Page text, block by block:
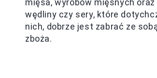
mięsa, wyrobów mięsnych
wędliny czy sery, które
nich, dobrze jest zabrać ze
zboża.